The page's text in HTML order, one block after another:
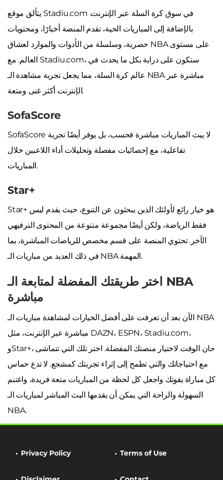
يتألق موقع Stadiu.com في سوق كرة السلة عبر الإنترنت.
بالإضافة إلى المباريات الحية، تقدم المنصة أخبارًا، ومحتويات
حصرية، وسلسلة من الأدوات والموارد لعشاق NBA على مستوى
العالم. مع Stadiu.com، ستكون على دراية بكل ما يحدث في
عالم كرة السلة، مما يجعل تجربة مشاهدة الـ NBA مباشرة عبر
الإنترنت أكثر غنى ومتعة.
SofaScore
SofaScore لا يبث المباريات مباشرة فحسب، بل يوفر أيضًا تجربة
تفاعلية، مع إحصائيات مفصلة وتحليلات أداء اللاعبين خلال
المباريات.
Star+
Star+ هو خيار رائع لأولئك الذين يبحثون عن التنوع، حيث يقدم ليس
فقط الرياضة، ولكن أيضًا مجموعة متنوعة من المحتوى الترفيهي
الآخر. تحتوي المنصة على قسم مخصص للرياضات المباشرة، بما
في ذلك العديد من مباريات الـ NBA المهمة.
اختر طريقتك المفضلة لمتابعة الـ NBA
مباشرة
الآن بعد أن تعرفت على أفضل الخيارات لمشاهدة مباريات الـ NBA
مباشرة عبر الإنترنت، مثل DAZN، ESPN، Stadiu.com،
وStar+، حان الوقت لاختيار منصتك المفضلة. اختر تلك التي تتماشى
مع احتياجاتك والتي تطمح إلى إثراء تجربتك كمشجع. لا تدع حماس
كل مباراة يفوتك واجعل كل لحظة من المباريات متعة فريدة، واغتنم
السهولة والراحة التي يمكن أن يقدمها البث المباشر لمباريات الـ
NBA.
Privacy Policy Terms of Use